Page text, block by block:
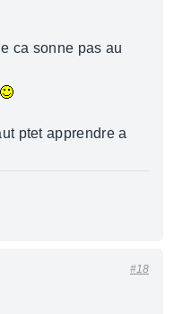
ca sonne pas au
ptet apprendre a
#18